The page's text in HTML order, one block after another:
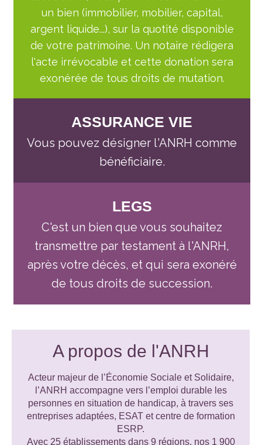
un bien (immobilier, mobilier, capital,
argent liquide...), sur la quotité disponible
de votre patrimoine. Un notaire rédigera
l'acte irrévocable et cette donation sera
exonérée de tous droits de mutation.
ASSURANCE VIE
Vous pouvez désigner l'ANRH comme
bénéficiaire.
LEGS
C'est un bien que vous souhaitez
transmettre par testament à l'ANRH,
après votre décès, et qui sera exonéré
de tous droits de succession.
A propos de l'ANRH
Acteur majeur de l’Économie Sociale et Solidaire,
l’ANRH accompagne vers l’emploi durable les
personnes en situation de handicap, à travers ses
entreprises adaptées, ESAT et centre de formation
ESRP.
Avec 25 établissements dans 9 régions, nos 1 900